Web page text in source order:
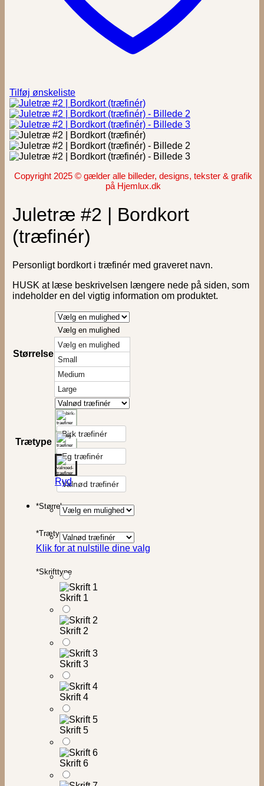
Tilføj ønskeliste
Copyright 2025 © gælder alle billeder, designs, tekster & grafik
på Hjemlux.dk
Juletræ #2 | Bordkort
(træfinér)
Personligt bordkort i træfinér med graveret navn.
HUSK at læse beskrivelsen længere nede på siden, som
indeholder en del vigtig information om produktet.
Størrelse
Vælg en mulighed
Vælg en mulighed
Small
Medium
Large
Trætype
Birk træfinér
Eg træfinér
Valnød træfinér
Ryd
*Størrelse
*Trætype
Klik for at nulstille dine valg
*Skrifttype
Skrift 1
Skrift 2
Skrift 3
Skrift 4
Skrift 5
Skrift 6